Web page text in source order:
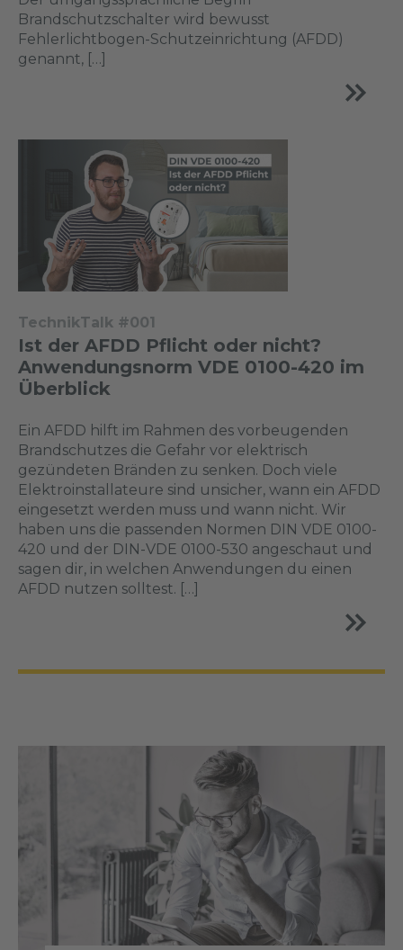
Brandschutzschalter wird bewusst
Fehlerlichtbogen-Schutzeinrichtung (AFDD)
genannt, […]
TechnikTalk #001
Ist der AFDD Pflicht oder nicht?
Anwendungsnorm VDE 0100-420 im
Überblick
Ein AFDD hilft im Rahmen des vorbeugenden
Brandschutzes die Gefahr vor elektrisch
gezündeten Bränden zu senken. Doch viele
Elektroinstallateure sind unsicher, wann ein AFDD
eingesetzt werden muss und wann nicht. Wir
haben uns die passenden Normen DIN VDE 0100-
420 und der DIN-VDE 0100-530 angeschaut und
sagen dir, in welchen Anwendungen du einen
AFDD nutzen solltest. […]